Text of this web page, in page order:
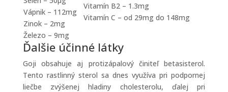
Vápnik – 112mg
Zinok – 2mg
Železo – 9mg
Vitamín B2 – 1.3mg
Vitamín C – od 29mg do 148mg
Ďalšie účinné látky
Goji obsahuje aj protizápalový činiteľ betasisterol.
Tento rastlinný sterol sa dnes využíva pri podpornej
liečbe zvýšenej hladiny cholesterolu, ďalej pri